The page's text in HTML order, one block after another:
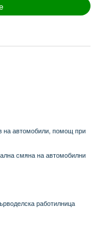
на автомобили, помощ при
смяна на автомобилни
работилница